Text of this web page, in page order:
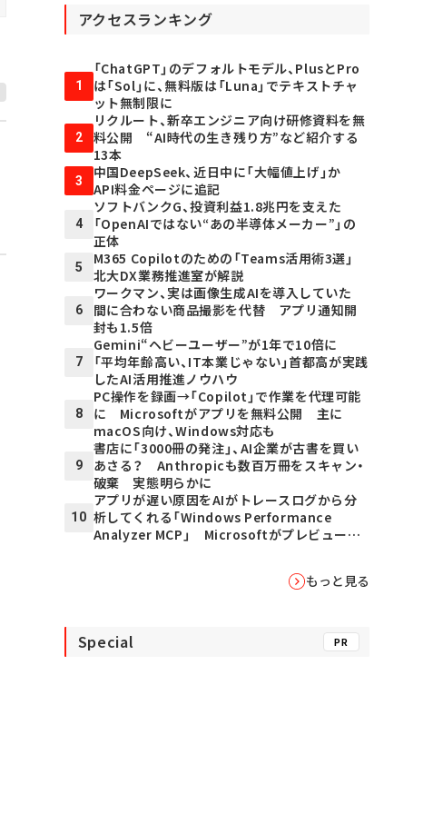
アクセスランキング
1
「ChatGPT」のデフォルトモデル、PlusとPro
は「Sol」に、無料版は「Luna」でテキストチャ
ット無制限に
2
リクルート、新卒エンジニア向け研修資料を無
料公開 “AI時代の生き残り方”など紹介する
13本
3
中国DeepSeek、近日中に「大幅値上げ」か
API料金ページに追記
4
ソフトバンクG、投資利益1.8兆円を支えた
「OpenAIではない“あの半導体メーカー”」の
正体
5
M365 Copilotのための「Teams活用術3選」
北大DX業務推進室が解説
6
ワークマン、実は画像生成AIを導入していた
間に合わない商品撮影を代替 アプリ通知開
封も1.5倍
7
Gemini“ヘビーユーザー”が1年で10倍に
「平均年齢高い、IT本業じゃない」首都高が実践
したAI活用推進ノウハウ
8
PC操作を録画→「Copilot」で作業を代理可能
に Microsoftがアプリを無料公開 主に
macOS向け、Windows対応も
9
書店に「3000冊の発注」、AI企業が古書を買い
あさる？ Anthropicも数百万冊をスキャン・
破棄 実態明らかに
10
アプリが遅い原因をAIがトレースログから分
析してくれる「Windows Performance
Analyzer MCP」 Microsoftがプレビュー公
もっと見る
Special PR